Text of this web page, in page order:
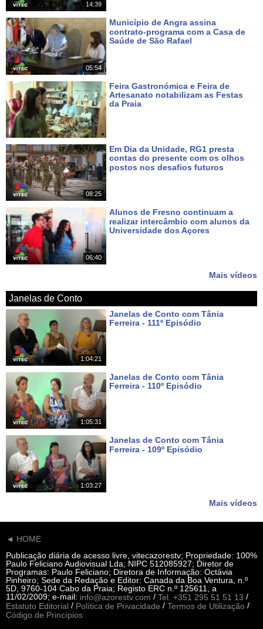
14:39
05:54
Município de Angra assina
contrato-programa com a Casa de
Saúde de São Rafael
Feira Gastronómica e Feira de
Artesanato notabilizam as Festas
da Praia
08:25
Em Dia da Unidade, RG1 presta
contas do presente com os olhos
postos nos desafios futuros
06:40
Alunos de Fresno continuam a
realizar intercâmbio com alunos da
Universidade dos Açores
Mais vídeos
Janelas de Conto
1:04:21
Janelas de Conto com Tânia
Ferreira - 111º Episódio
1:05:31
Janelas de Conto com Tânia
Ferreira - 110º Episódio
1:03:27
Janelas de Conto com Tânia
Ferreira - 109º Episódio
Mais vídeos
◄ HOME
Publicação diária de acesso livre, vitecazorestv; Propriedade: 100%
Paulo Feliciano Audiovisual Lda; NIPC 512085927; Diretor de
Programas: Paulo Feliciano; Diretora de Informação: Octávia
Pinheiro; Sede da Redação e Editor: Canada da Boa Ventura, n.º
5D, 9760-104 Cabo da Praia; Registo ERC n.º 125611, a
11/02/2009; e-mail: info@azorestv.com / Tel. +351 295 51 51 13 /
Estatuto Editorial / Política de Privacidade / Termos de Utilização /
Código de Princípios